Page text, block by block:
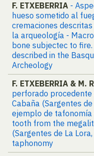
F. ETXEBERRIA -
hueso sometido al
cremaciones
la arqueología -
bone subjectec to
described in the
Archeology
F. ETXEBERRIA & M.
perforado
Cabaña (Sargentes
ejemplo de
tooth from the
(Sargentes de La
taphonomy